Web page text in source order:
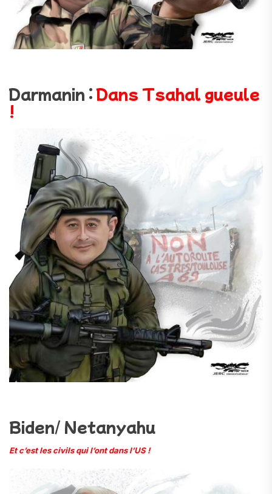
Darmanin :Dans Tsahal gueule
!
Biden/ Netanyahu
Et c’est les civils qui l’ont dans l’US !